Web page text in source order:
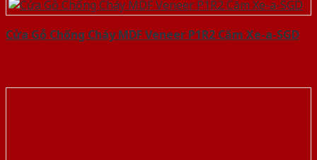
Cửa Gỗ Chống Cháy MDF Veneer P1R2 Căm Xe-a-SGD